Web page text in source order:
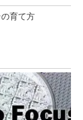
育て方